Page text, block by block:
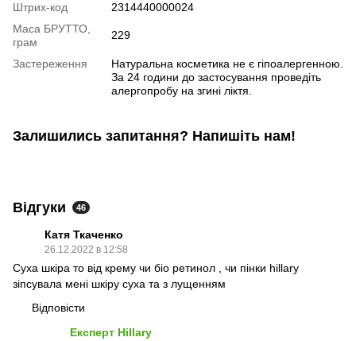
Штрих-код
2314440000024
Маса БРУТТО,
грам
229
Застереження
Натуральна косметика не є гіпоалергенною.
За 24 години до застосування проведіть
алергопробу на згині ліктя.
Залишились запитання? Напишіть нам!
Відгуки 46
Катя Ткаченко
26.12.2022 в 12:58
Суха шкіра то від крему чи біо ретинол , чи пінки hillary
зіпсувала мені шкіру суха та з лущенням
Відповісти
Експерт Hillary